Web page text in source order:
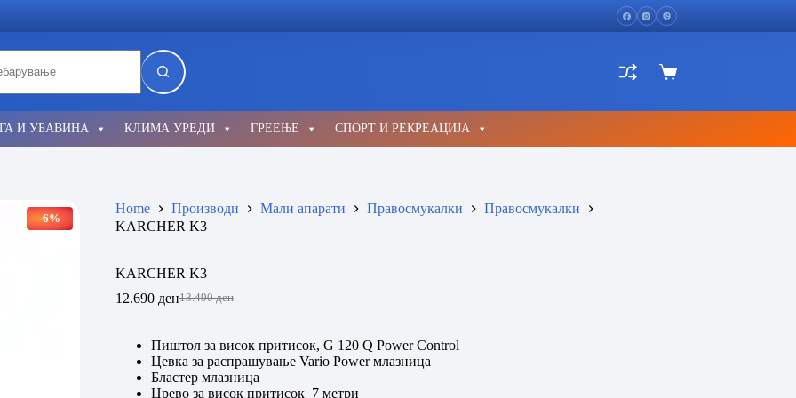
Shopping
И УБАВИНА КЛИМА УРЕДИ ГРЕЕЊЕ СПОРТ И РЕКРЕАЦИЈА
-6%
Home Производи Мали апарати Правосмукалки
Правосмукалки
KARCHER K3
KARCHER K3
13.490ден
Original
13.490 ден.
12.690 денCurrent
12.690 ден.
Пиштол за висок притисок, G 120 Q Power Control
Цевка за распрашување Vario Power млазница
Бластер млазница
Црево за висок притисок 7 метри